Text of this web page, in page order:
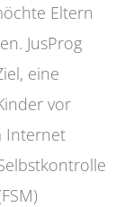
Eltern
JusProg
eine
vor
Internet